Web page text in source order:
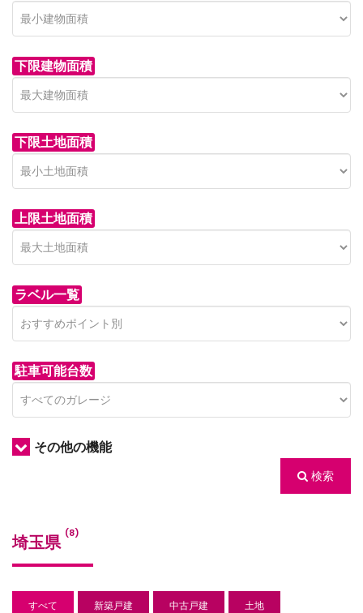
下限建物面積
下限土地面積
上限土地面積
ラベル一覧
駐車可能台数
その他の機能
検索
埼玉県 (8)
すべて 新築戸建 中古戸建
土地
on call
高萩東三丁目5-7
センチュリー入曽
850 万 円
top-